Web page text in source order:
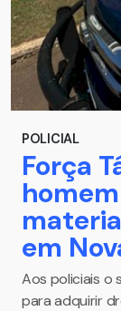
POLICIAL
Força
em
Aos policiais o
para adquirir